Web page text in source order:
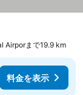
Airporまで19.9 km
料金を表示